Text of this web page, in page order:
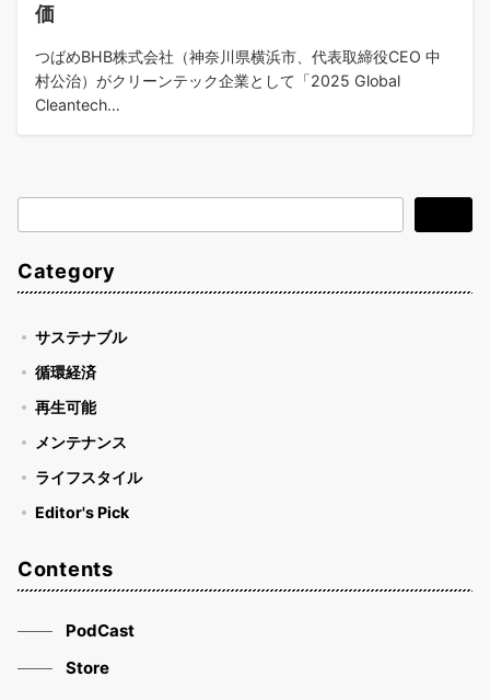
価
つばめBHB株式会社（神奈川県横浜市、代表取締役CEO 中
村公治）がクリーンテック企業として「2025 Global
Cleantech…
索
Category
サステナブル
循環経済
再生可能
メンテナンス
ライフスタイル
Editor's Pick
Contents
PodCast
Store